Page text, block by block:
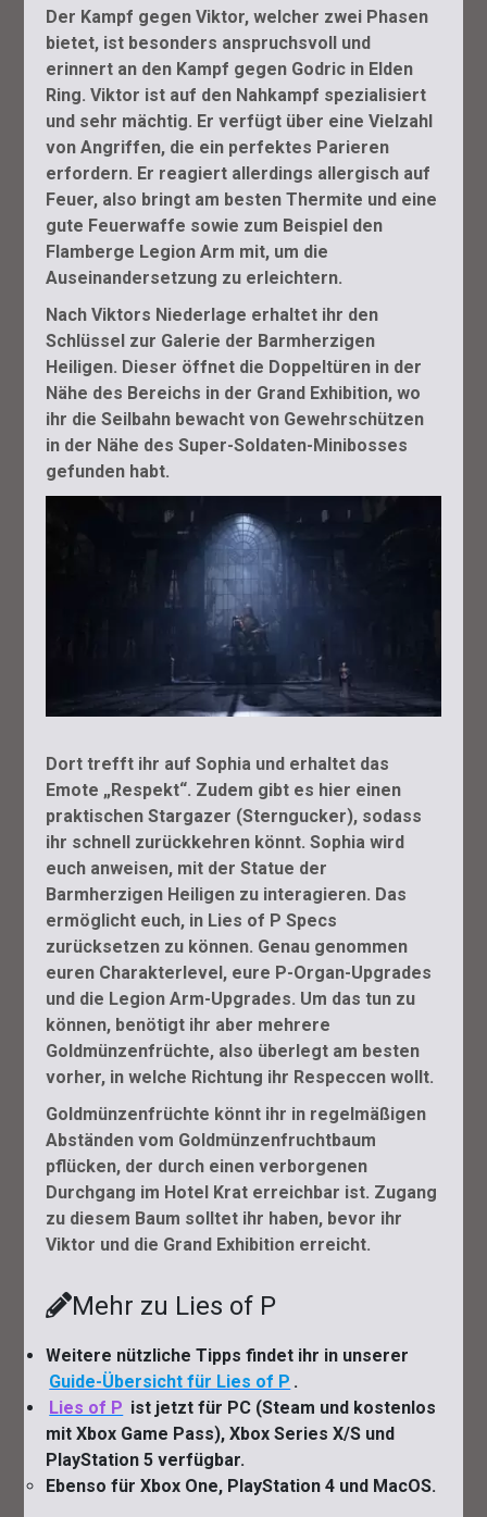
Der Kampf gegen Viktor, welcher zwei Phasen
bietet, ist besonders anspruchsvoll und
erinnert an den Kampf gegen Godric in Elden
Ring. Viktor ist auf den Nahkampf spezialisiert
und sehr mächtig. Er verfügt über eine Vielzahl
von Angriffen, die ein perfektes Parieren
erfordern. Er reagiert allerdings allergisch auf
Feuer, also bringt am besten Thermite und eine
gute Feuerwaffe sowie zum Beispiel den
Flamberge Legion Arm mit, um die
Auseinandersetzung zu erleichtern.
Nach Viktors Niederlage erhaltet ihr den
Schlüssel zur Galerie der Barmherzigen
Heiligen. Dieser öffnet die Doppeltüren in der
Nähe des Bereichs in der Grand Exhibition, wo
ihr die Seilbahn bewacht von Gewehrschützen
in der Nähe des Super-Soldaten-Minibosses
gefunden habt.
Dort trefft ihr auf Sophia und erhaltet das
Emote „Respekt“. Zudem gibt es hier einen
praktischen Stargazer (Sterngucker), sodass
ihr schnell zurückkehren könnt. Sophia wird
euch anweisen, mit der Statue der
Barmherzigen Heiligen zu interagieren. Das
ermöglicht euch, in Lies of P Specs
zurücksetzen zu können. Genau genommen
euren Charakterlevel, eure P-Organ-Upgrades
und die Legion Arm-Upgrades. Um das tun zu
können, benötigt ihr aber mehrere
Goldmünzenfrüchte, also überlegt am besten
vorher, in welche Richtung ihr Respeccen wollt.
Goldmünzenfrüchte könnt ihr in regelmäßigen
Abständen vom Goldmünzenfruchtbaum
pflücken, der durch einen verborgenen
Durchgang im Hotel Krat erreichbar ist. Zugang
zu diesem Baum solltet ihr haben, bevor ihr
Viktor und die Grand Exhibition erreicht.
Mehr zu Lies of P
Weitere nützliche Tipps findet ihr in unserer
Guide-Übersicht für Lies of P .
Lies of P ist jetzt für PC (Steam und kostenlos
mit Xbox Game Pass), Xbox Series X/S und
PlayStation 5 verfügbar.
Ebenso für Xbox One, PlayStation 4 und MacOS.